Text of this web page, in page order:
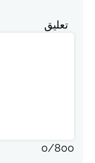
تعليق
0/800